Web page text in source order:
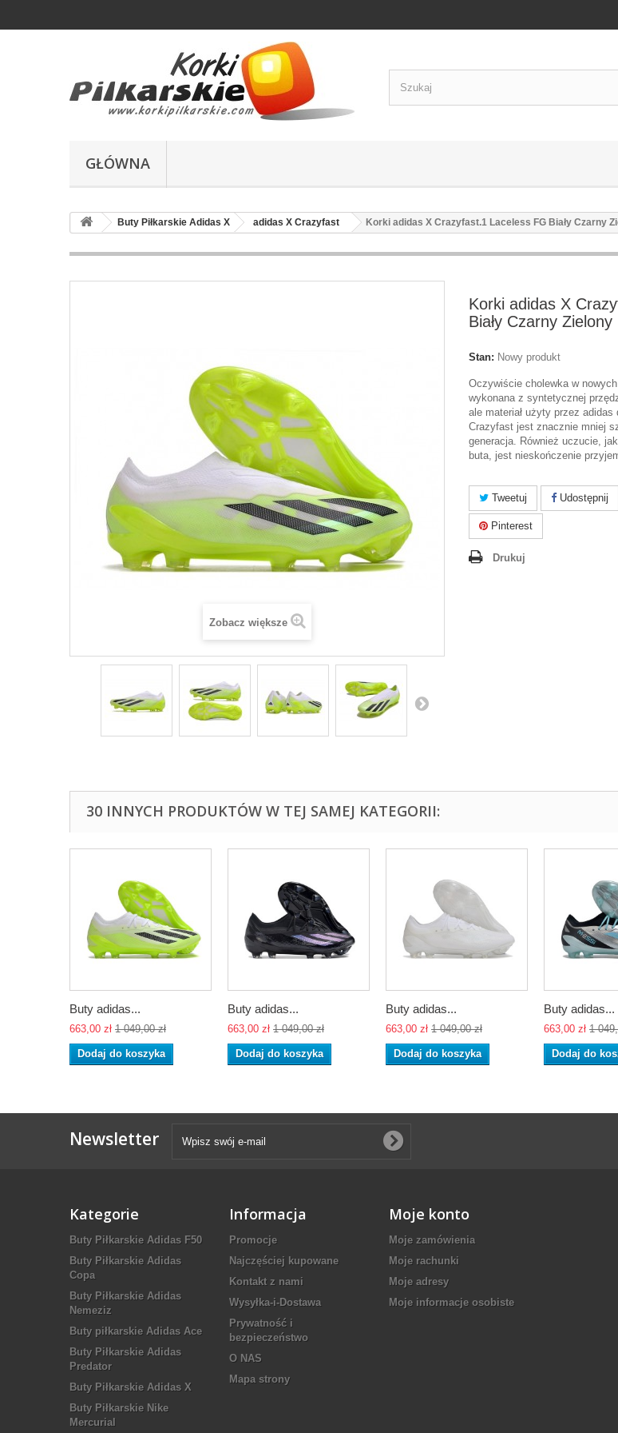
GŁÓWNA
Buty Piłkarskie Adidas X adidas X Crazyfast Korki adidas X Crazyfast.1 Laceless FG Biały Czarny
Zobacz większe
Korki adidas X
Biały Czarny Zielony
Stan: Nowy produkt
Oczywiście cholewka w nowych
wykonana z syntetycznej
ale materiał użyty przez
Crazyfast jest znacznie mniej
generacja. Również uczucie,
buta, jest nieskończenie
Tweetuj Udostępnij
Pinterest
Drukuj
30 INNYCH PRODUKTÓW W TEJ SAMEJ KATEGORII:
Buty adidas...
663,00 zł 1 049,00 zł
Dodaj do koszyka
Buty adidas...
663,00 zł 1 049,00 zł
Dodaj do koszyka
Buty adidas...
663,00 zł 1 049,00 zł
Dodaj do koszyka
Buty adidas...
663,00 zł 1
Dodaj do
Newsletter
Kategorie
Buty Piłkarskie Adidas F50
Buty Piłkarskie Adidas
Copa
Buty Piłkarskie Adidas
Nemeziz
Buty piłkarskie Adidas Ace
Buty Piłkarskie Adidas
Predator
Buty Piłkarskie Adidas X
Buty Piłkarskie Nike
Mercurial
Informacja
Promocje
Najczęściej kupowane
Kontakt z nami
Wysyłka-i-Dostawa
Prywatność i
bezpieczeństwo
O NAS
Mapa strony
Moje konto
Moje zamówienia
Moje rachunki
Moje adresy
Moje informacje osobiste